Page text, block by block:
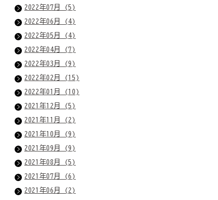
2022年07月 (5)
2022年06月 (4)
2022年05月 (4)
2022年04月 (7)
2022年03月 (9)
2022年02月 (15)
2022年01月 (10)
2021年12月 (5)
2021年11月 (2)
2021年10月 (9)
2021年09月 (9)
2021年08月 (5)
2021年07月 (6)
2021年06月 (2)